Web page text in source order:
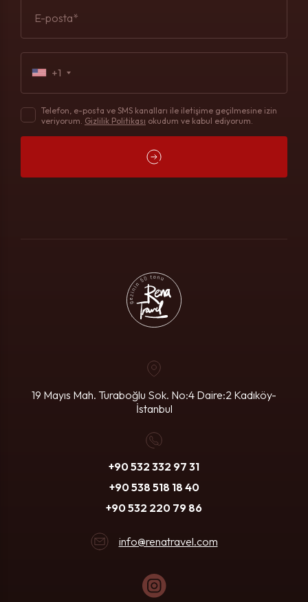
E-posta*
+1
Telefon, e-posta ve SMS kanalları ile iletişime geçilmesine izin
veriyorum. Gizlilik Politikası okudum ve kabul ediyorum.
19 Mayıs Mah. Turaboğlu Sok. No:4 Daire:2 Kadıköy-
İstanbul
+90 532 332 97 31
+90 538 518 18 40
+90 532 220 79 86
info@renatravel.com